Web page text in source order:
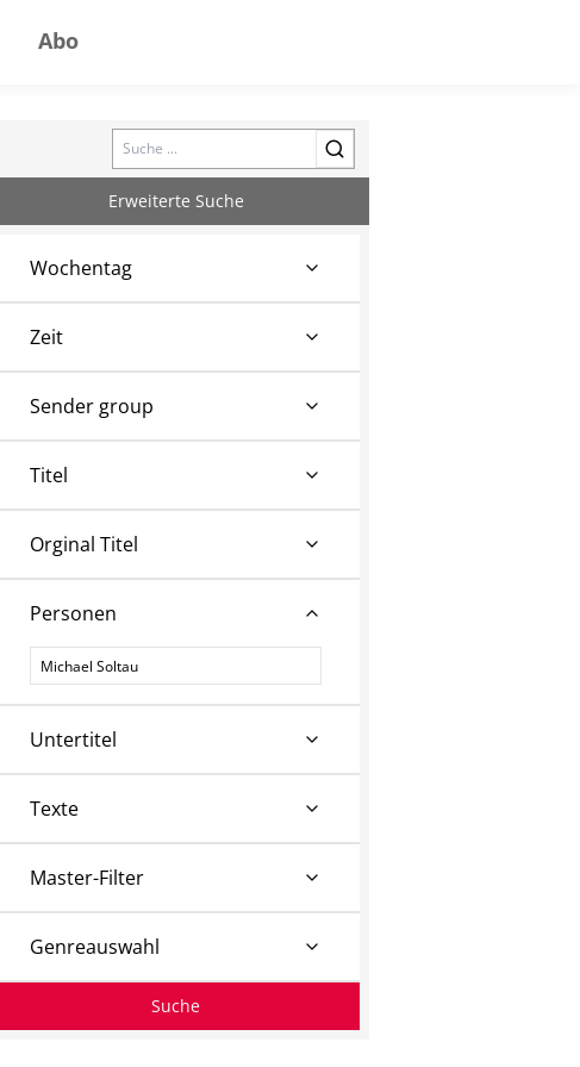
Abo
Search
Erweiterte Suche
Wochentag
Zeit
Sender group
Titel
Orginal Titel
Personen
Personen
Untertitel
Texte
Master-Filter
Genreauswahl
Suche